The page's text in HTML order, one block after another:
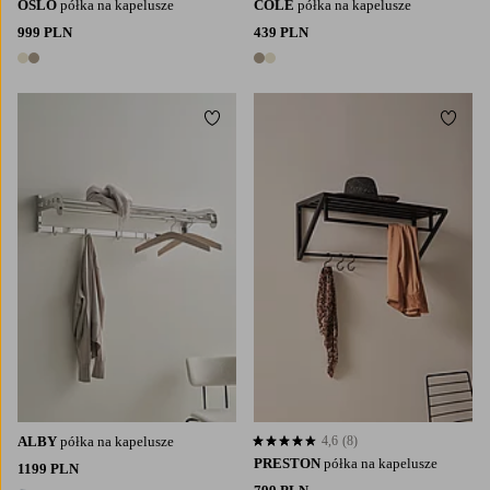
OSLO półka na kapelusze
999 PLN
2 kolory
COLE półka na kapelusze
439 PLN
2 kolory
ALBY półka na kapelusze
1199 PLN
Dodaj do ulubionych
PRESTON półka na kapelusze
4,6 opierając się na 8 ocenach
4,6 (8)